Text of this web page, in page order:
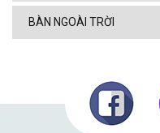
BÀN NGOÀI TRỜI